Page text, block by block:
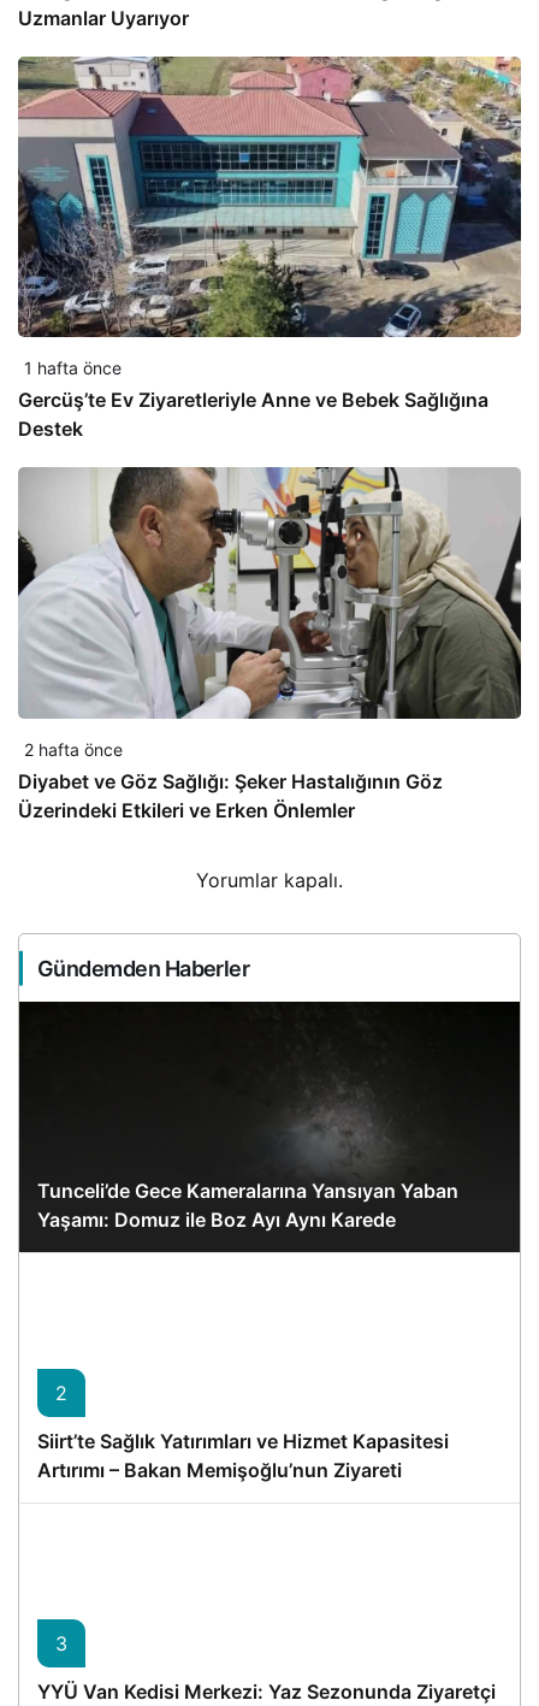
Uzmanlar Uyarıyor
1 hafta önce
Gercüş’te Ev Ziyaretleriyle Anne ve Bebek Sağlığına
Destek
2 hafta önce
Diyabet ve Göz Sağlığı: Şeker Hastalığının Göz
Üzerindeki Etkileri ve Erken Önlemler
Yorumlar kapalı.
Gündemden Haberler
Tunceli’de Gece Kameralarına Yansıyan Yaban
Yaşamı: Domuz ile Boz Ayı Aynı Karede
2
Siirt’te Sağlık Yatırımları ve Hizmet Kapasitesi
Artırımı – Bakan Memişoğlu’nun Ziyareti
3
YYÜ Van Kedisi Merkezi: Yaz Sezonunda Ziyaretçi